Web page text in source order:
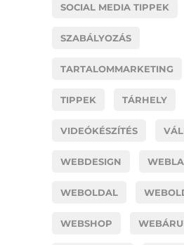
SOCIAL MEDIA TIPPEK
SZABÁLYOZÁS
TARTALOMMARKETING
TIPPEK TÁRHELY
VIDEÓKÉSZÍTÉS
WEBDESIGN
WEBOLDAL
WEBSHOP